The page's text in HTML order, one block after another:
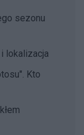
sezonu
lokalizacja
Kto